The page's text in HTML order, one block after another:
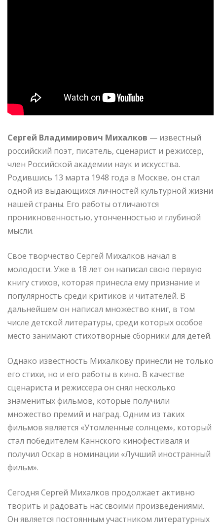
Сергей Владимирович Михалков — известный
российский поэт, писатель, сценарист и режиссер,
член Российской академии наук и искусства.
Родившись 13 марта 1948 года в Москве, он стал
одной из выдающихся личностей культурной жизни
нашей страны. Его работы отличаются
проникновенностью, утонченностью и глубиной
мысли.
Свое творчество Сергей Михалков начал в
молодости. Уже в 18 лет он написал свою первую
книгу стихов, которая принесла ему признание и
популярность среди критиков и читателей. В
дальнейшем он написал множество книг, в том
числе детской литературы, среди которых особое
место занимают стихотворные сборники для детей.
Однако известность Михалкову принесли не только
его стихи, но и его работы в кино. В качестве
сценариста и режиссера он снял несколько
знаменитых фильмов, которые получили
множество премий и наград. Одним из таких
фильмов является «Утомленные солнцем», который
стал победителем Каннского кинофестиваля и
получил Оскар в номинации «Лучший иностранный
фильм».
Сегодня Сергей Михалков продолжает активно
творить и радовать нас своими произведениями.
Он является постоянным участником литературных